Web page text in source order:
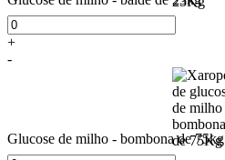
+
-
Glucose de milho - bombona de 75kg